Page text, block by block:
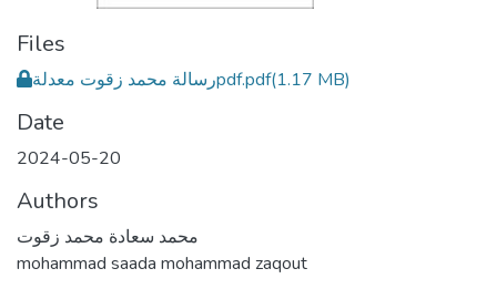
Files
رسالة محمد زقوت معدلةpdf.pdf(1.17 MB)
Date
2024-05-20
Authors
محمد سعادة محمد زقوت
mohammad saada mohammad zaqout